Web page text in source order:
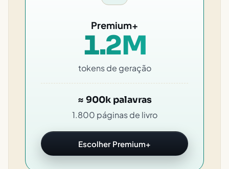
Premium+
1.2M
tokens de geração
≈ 900k palavras
1.800 páginas de livro
Escolher Premium+